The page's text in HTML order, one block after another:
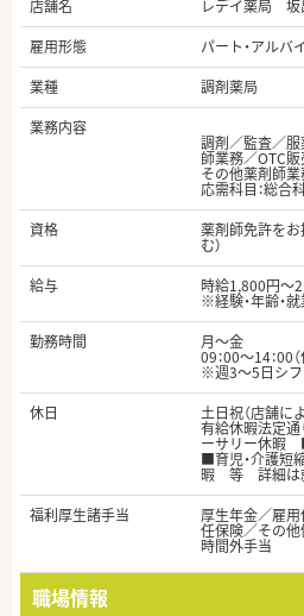
店舗名
レデイ薬局 坂
雇用形態
パート・アルバ
業種
調剤薬局
業務内容
調剤／監査／
師業務／OTC
その他薬剤師
応需科目：総
資格
薬剤師免許をお
む）
給与
時給1,800円～
※経験・年齢・
勤務時間
月～金
09：00～14：00
※週3～5日シ
休日
土日祝（店舗
有給休暇法定
ーサリー休
■育児・介護
暇 等 詳細は
福利厚生諸手当
厚生年金／雇
任保険／その
時間外手当
職場情報